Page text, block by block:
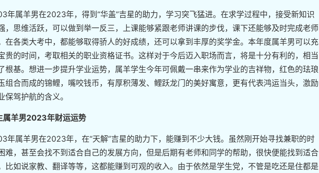
年属羊男在2023年，得到“华盖”吉星的助力，学习突飞猛进。在求学过程中，接受新知识
，思维活跃，可以做到举一反三，上课能够紧跟老师讲课的步伐，课下还能够及时完成老师
在各类大考中，都能够取得骄人的好成绩，还可以拿到丰厚的奖学金。本年度属羊男可以充
贵的时间，考取相关的职业资格证书。这样对于今后迈入职场而言，将是十分有利的，相当
根基。想进一步提升学业运势，属羊学生今年可佩戴一串来作为学业的吉祥物，红色的珐琅
组合而成的锦鲤，嘴咬钱币，有厚积薄发、鲤跃龙门的美好寓意，更有代表鸿运当头，激励
保驾护航的含义。
羊男2023年财运运势
年属羊男在2023年，在“天解”吉星的助力下，能赚到不少大钱。虽然刚开始寻找兼职的时
难，甚至会找不到适合自己的发展方向，但是后期有老师和同学的帮助，很快便能找到适合
比如说家教、翻译等等，这都能赚到可观的收入。由于依然是学生党，不管是吃还是住都是